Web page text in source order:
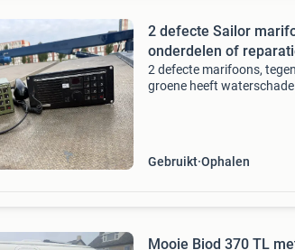
2 defecte Sailor
onderdelen of
2 defecte marifoons,
groene heeft
Gebruikt Ophalen
Mooie Biod 370 TL